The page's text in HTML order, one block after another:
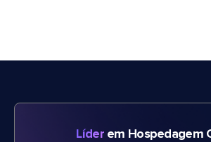
Líderem Hospedagem